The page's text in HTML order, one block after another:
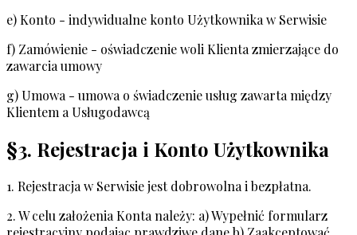
e) Konto - indywidualne konto Użytkownika w Serwisie
f) Zamówienie - oświadczenie woli Klienta zmierzające do
zawarcia umowy
g) Umowa - umowa o świadczenie usług zawarta między
Klientem a Usługodawcą
§3. Rejestracja i Konto Użytkownika
1. Rejestracja w Serwisie jest dobrowolna i bezpłatna.
2. W celu założenia Konta należy: a) Wypełnić formularz